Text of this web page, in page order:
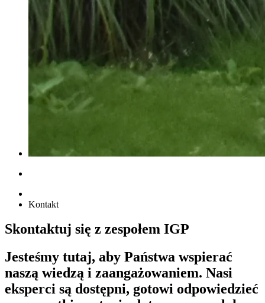
Kontakt
Skontaktuj się z zespołem IGP
Jesteśmy tutaj, aby Państwa wspierać
naszą wiedzą i zaangażowaniem. Nasi
eksperci są dostępni, gotowi odpowiedzieć